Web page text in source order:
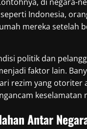
Indonesia,
mereka setelah
politik dan
faktor lain.
rezim yang otoriter
keselamatan
Antar